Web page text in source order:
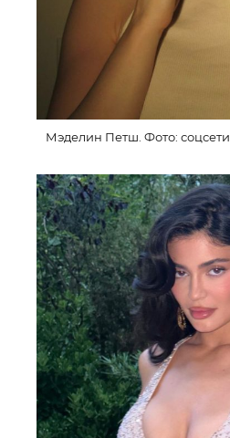
Мэделин Петш. Фото: соцсети